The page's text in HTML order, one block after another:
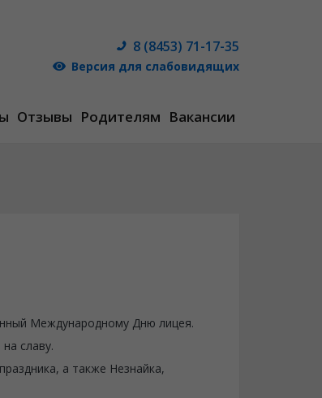
8 (8453) 71-17-35
Версия для слабовидящих
Отзывы Родителям Вакансии
Международному Дню лицея.
славу.
а также Незнайка,